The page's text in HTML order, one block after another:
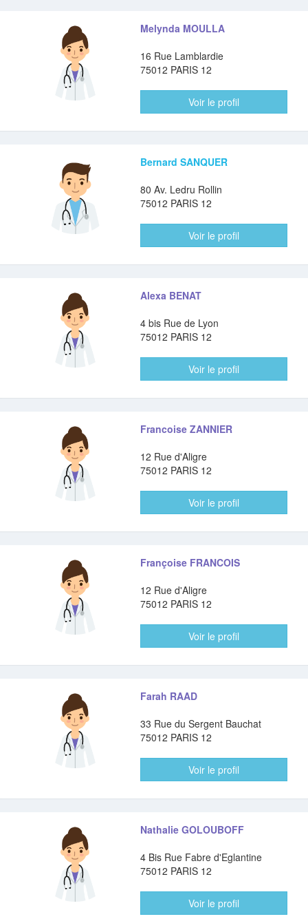
Melynda MOULLA
16 Rue Lamblardie
75012 PARIS 12
Voir le profil
Bernard SANQUER
80 Av. Ledru Rollin
75012 PARIS 12
Voir le profil
Alexa BENAT
4 bis Rue de Lyon
75012 PARIS 12
Voir le profil
Francoise ZANNIER
12 Rue d'Aligre
75012 PARIS 12
Voir le profil
Françoise FRANCOIS
12 Rue d'Aligre
75012 PARIS 12
Voir le profil
Farah RAAD
33 Rue du Sergent Bauchat
75012 PARIS 12
Voir le profil
Nathalie GOLOUBOFF
4 Bis Rue Fabre d'Eglantine
75012 PARIS 12
Voir le profil